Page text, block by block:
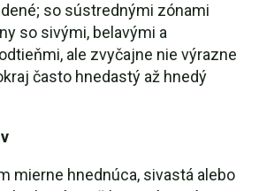
so sústrednými zónami
so sivými, belavými a
ale zvyčajne nie výrazne
často hnedastý až hnedý
mierne hnednúca, sivastá alebo